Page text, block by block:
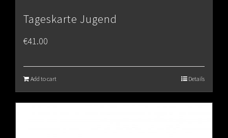
Tageskarte Jugend
€41.00
Add to cart Details